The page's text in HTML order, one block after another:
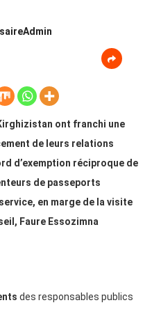
ont franchi une
de leurs relations
d’exemption réciproque de
de passeports
en marge de la visite
Faure Essozimna
des responsables publics